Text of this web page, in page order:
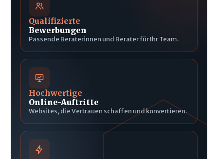
Qualifizierte
Bewerbungen
Passende Beraterinnen und Berater für Ihr Team.
Hochwertige
Online-Auftritte
Websites, die Vertrauen schaffen und konvertieren.